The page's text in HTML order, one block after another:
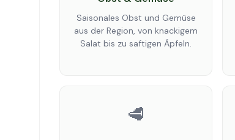
Saisonales Obst und Gemüse
aus der Region, von knackigem
Salat bis zu saftigen Äpfeln.
🥩